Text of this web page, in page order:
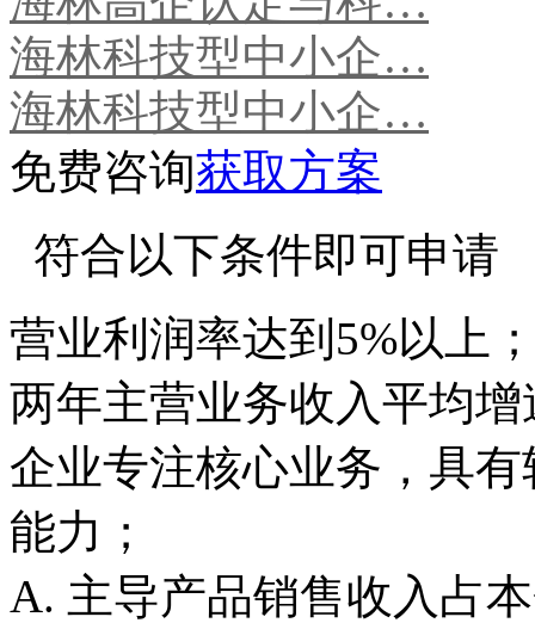
海林科技型中小企…
海林科技型中小企…
免费咨询获取方案
符合以下条件即可申请
营业利润率达到5%以上
两年主营业务收入平均增
企业专注核心业务，具
能力；
A. 主导产品销售收入占